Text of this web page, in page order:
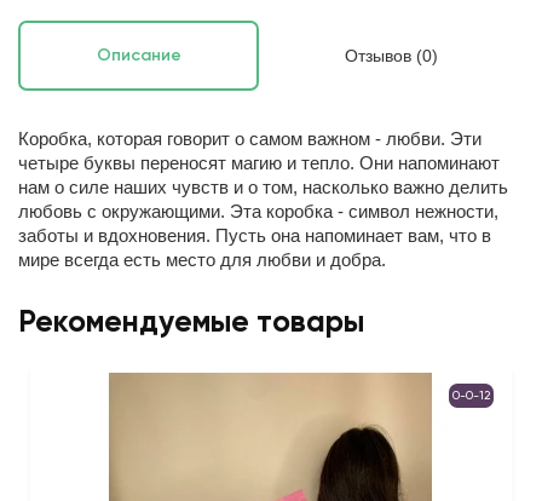
Описание Отзывов (0)
Коробка, которая говорит о самом важном - любви. Эти
четыре буквы переносят магию и тепло. Они напоминают
нам о силе наших чувств и о том, насколько важно делить
любовь с окружающими. Эта коробка - символ нежности,
заботы и вдохновения. Пусть она напоминает вам, что в
мире всегда есть место для любви и добра.
Рекомендуемые товары
0-0-12